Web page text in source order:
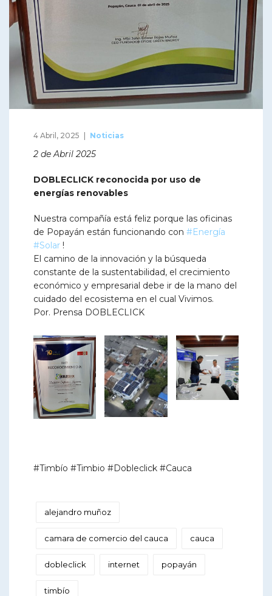
4 Abril, 2025 Noticias
2 de Abril 2025
DOBLECLICK reconocida por uso de
energías renovables
Nuestra compañía está feliz porque las oficinas
de Popayán están funcionando con #Energía
#Solar !
El camino de la innovación y la búsqueda
constante de la sustentabilidad, el crecimiento
económico y empresarial debe ir de la mano del
cuidado del ecosistema en el cual Vivimos.
Por. Prensa DOBLECLICK
#Timbío #Timbio #Dobleclick #Cauca
alejandro muñoz
camara de comercio del cauca cauca
dobleclick internet popayán
timbío